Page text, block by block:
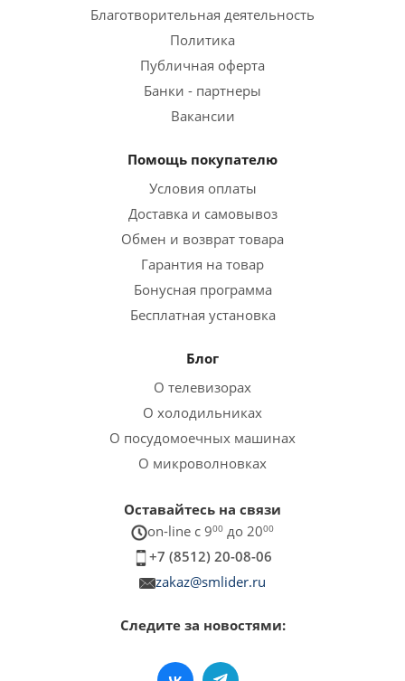
Благотворительная деятельность
Политика
Публичная оферта
Банки - партнеры
Вакансии
Помощь покупателю
Условия оплаты
Доставка и самовывоз
Обмен и возврат товара
Гарантия на товар
Бонусная программа
Бесплатная установка
Блог
О телевизорах
О холодильниках
О посудомоечных машинах
О микроволновках
Оставайтесь на связи
on-line c 900 до 2000
+7 (8512) 20-08-06
zakaz@smlider.ru
Следите за новостями: